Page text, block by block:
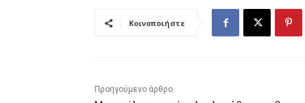
Κοινοποιήστε
Προηγούμενο άρθρο